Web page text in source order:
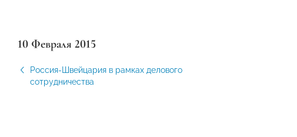
10 Февраля 2015
Россия-Швейцария в рамках делового
сотрудничества